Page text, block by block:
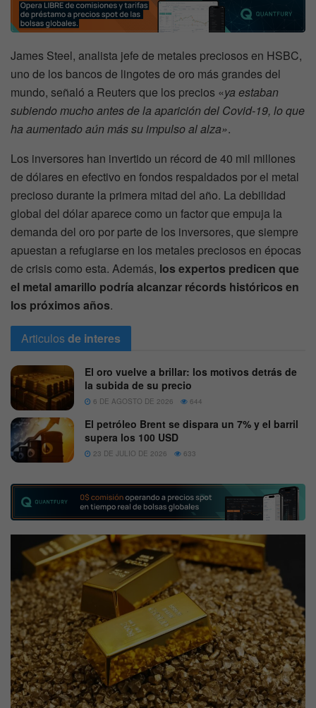
James Steel, analista jefe de metales preciosos en HSBC,
uno de los bancos de lingotes de oro más grandes del
mundo, señaló a Reuters que los precios «ya estaban
subiendo mucho antes de la aparición del Covid-19, lo que
ha aumentado aún más su impulso al alza».
Los inversores han invertido un récord de 40 mil millones
de dólares en efectivo en fondos respaldados por el metal
precioso durante la primera mitad del año. La debilidad
global del dólar aparece como un factor que empuja la
demanda del oro por parte de los inversores, que siempre
apuestan a refugiarse en los metales preciosos en épocas
de crisis como esta. Además, los expertos predicen que
el metal amarillo podría alcanzar récords históricos en
los próximos años.
Articulosde interes
El oro vuelve a brillar: los motivos detrás de
la subida de su precio
6 DE AGOSTO DE 2026 644
El petróleo Brent se dispara un 7% y el barril
supera los 100 USD
23 DE JULIO DE 2026 633